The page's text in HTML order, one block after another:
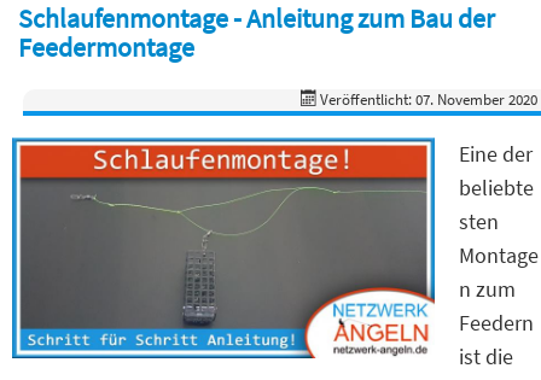
Schlaufenmontage - Anleitung zum Bau der
Feedermontage
Veröffentlicht: 07. November 2020
Eine der
beliebte
sten
Montage
n zum
Feedern
ist die